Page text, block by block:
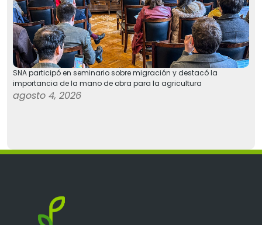
SNA participó en seminario sobre migración y destacó la
importancia de la mano de obra para la agricultura
agosto 4, 2026